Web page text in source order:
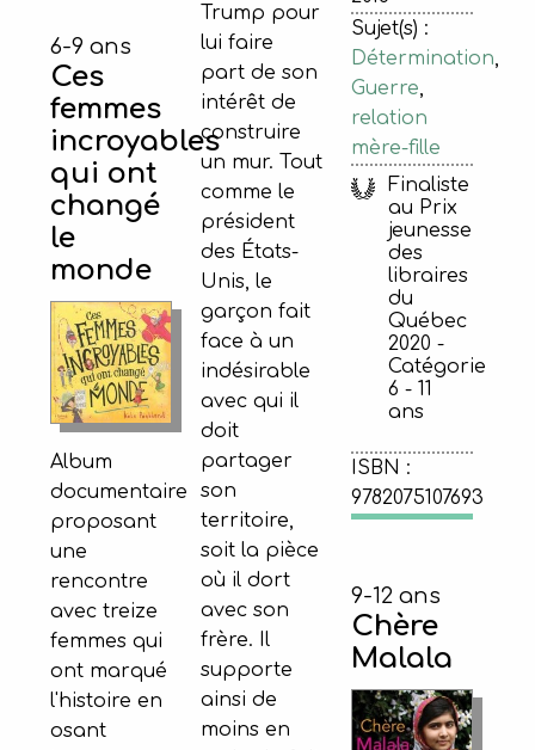
Sujet(s) :
Détermination,
Guerre,
relation
mère-fille
Finaliste
au Prix
jeunesse
des
libraires
du
Québec
2020 -
Catégorie
6 - 11
ans
ISBN :
9782075107693
6-9 ans
Ces
femmes
incroyables
qui ont
changé
le
monde
Album
documentaire
proposant
une
rencontre
avec treize
femmes qui
ont marqué
l'histoire en
osant
Trump pour
lui faire
part de son
intérêt de
construire
un mur. Tout
comme le
président
des États-
Unis, le
garçon fait
face à un
indésirable
avec qui il
doit
partager
son
territoire,
soit la pièce
où il dort
avec son
frère. Il
supporte
ainsi de
moins en
9-12 ans
Chère
Malala